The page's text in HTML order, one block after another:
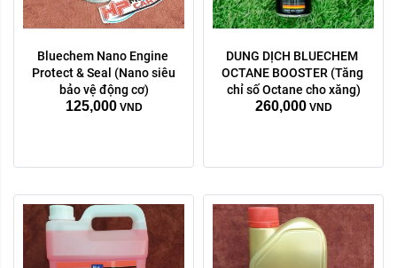
Bluechem Nano Engine
Protect & Seal (Nano siêu
bảo vệ động cơ)
125,000 VND
DUNG DỊCH BLUECHEM
OCTANE BOOSTER (Tăng
chỉ số Octane cho xăng)
260,000 VND
Dung tích:
4 Lít
1 lít